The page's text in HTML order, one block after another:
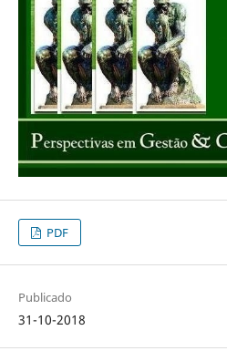
PDF
Publicado
31-10-2018